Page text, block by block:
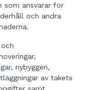
som ansvarar för
och andra
nybyggen,
av takets